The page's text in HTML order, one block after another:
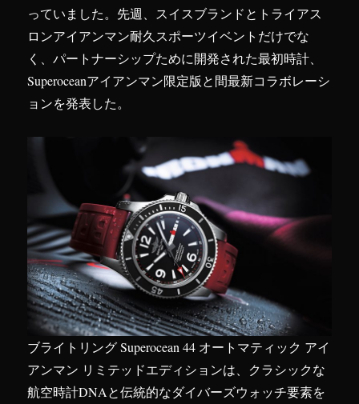
っていました。先週、スイスブランドとトライアス
ロンアイアンマン耐久スポーツイベントだけでな
く、パートナーシップために開発された最初時計、
Superoceanアイアンマン限定版と間最新コラボレーシ
ョンを発表した。
ブライトリング Superocean 44 オートマティック アイ
アンマン リミテッドエディションは、クラシックな
航空時計DNAと伝統的なダイバーズウォッチ要素を